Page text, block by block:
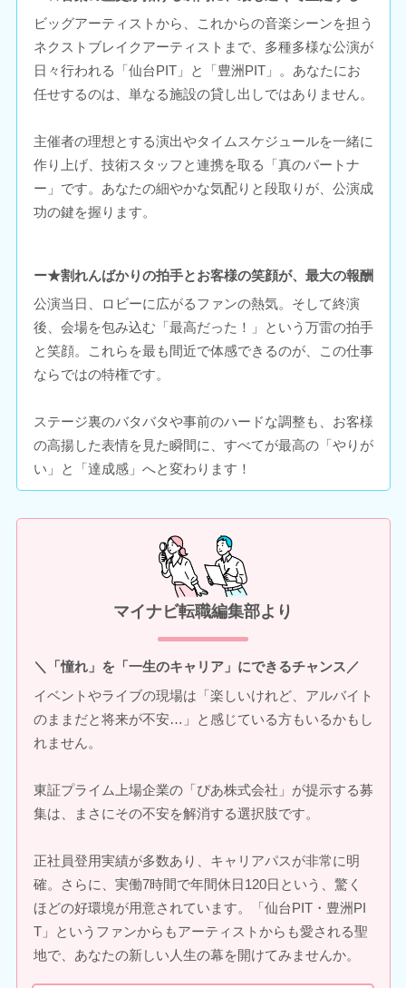
ビッグアーティストから、これからの音楽シーンを担う
ネクストブレイクアーティストまで、多種多様な公演が
日々行われる「仙台PIT」と「豊洲PIT」。あなたにお
任せするのは、単なる施設の貸し出しではありません。
主催者の理想とする演出やタイムスケジュールを一緒に
作り上げ、技術スタッフと連携を取る「真のパートナ
ー」です。あなたの細やかな気配りと段取りが、公演成
功の鍵を握ります。
ー★割れんばかりの拍手とお客様の笑顔が、最大の報酬
公演当日、ロビーに広がるファンの熱気。そして終演
後、会場を包み込む「最高だった！」という万雷の拍手
と笑顔。これらを最も間近で体感できるのが、この仕事
ならではの特権です。
ステージ裏のバタバタや事前のハードな調整も、お客様
の高揚した表情を見た瞬間に、すべてが最高の「やりが
い」と「達成感」へと変わります！
マイナビ転職編集部より
＼「憧れ」を「一生のキャリア」にできるチャンス／
イベントやライブの現場は「楽しいけれど、アルバイト
のままだと将来が不安…」と感じている方もいるかもし
れません。
東証プライム上場企業の「ぴあ株式会社」が提示する募
集は、まさにその不安を解消する選択肢です。
正社員登用実績が多数あり、キャリアパスが非常に明
確。さらに、実働7時間で年間休日120日という、驚く
ほどの好環境が用意されています。「仙台PIT・豊洲PI
T」というファンからもアーティストからも愛される聖
地で、あなたの新しい人生の幕を開けてみませんか。